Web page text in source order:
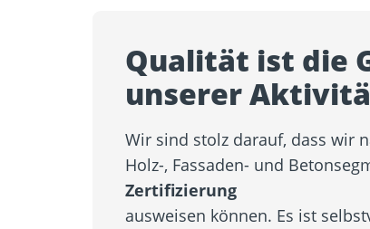
Qualität ist die
unserer
Wir sind stolz darauf, dass wir
Holz-, Fassaden- und
Zertifizierung
ausweisen können. Es ist